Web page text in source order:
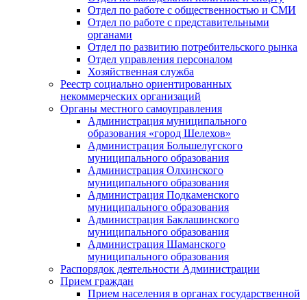
Отдел по работе с общественностью и СМИ
Отдел по работе с представительными
органами
Отдел по развитию потребительского рынка
Отдел управления персоналом
Хозяйственная служба
Реестр социально ориентированных
некоммерческих организаций
Органы местного самоуправления
Администрация муниципального
образования «город Шелехов»
Администрация Большелугского
муниципального образования
Администрация Олхинского
муниципального образования
Администрация Подкаменского
муниципального образования
Администрация Баклашинского
муниципального образования
Администрация Шаманского
муниципального образования
Распорядок деятельности Администрации
Прием граждан
Прием населения в органах государственной